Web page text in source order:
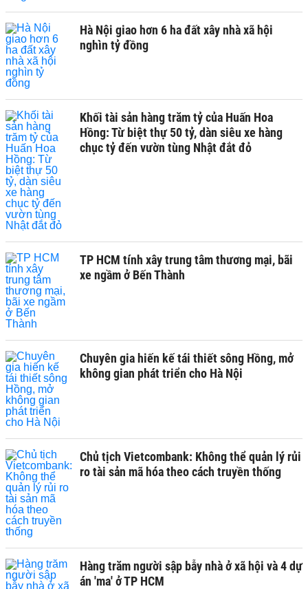
Hà Nội giao hơn 6 ha đất xây nhà xã hội
nghìn tỷ đồng
Khối tài sản hàng trăm tỷ của Huấn Hoa
Hồng: Từ biệt thự 50 tỷ, dàn siêu xe hàng
chục tỷ đến vườn tùng Nhật đắt đỏ
TP HCM tính xây trung tâm thương mại, bãi
xe ngầm ở Bến Thành
Chuyên gia hiến kế tái thiết sông Hồng, mở
không gian phát triển cho Hà Nội
Chủ tịch Vietcombank: Không thể quản lý rủi
ro tài sản mã hóa theo cách truyền thống
Hàng trăm người sập bẫy nhà ở xã hội và 4 dự
án 'ma' ở TP HCM